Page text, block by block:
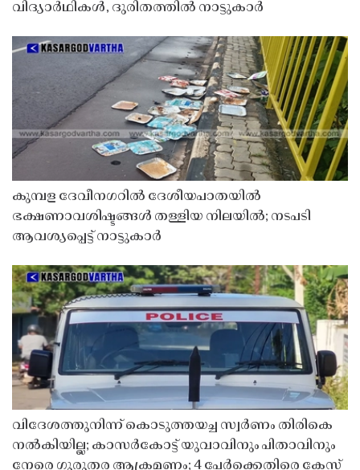
വിദ്യാർഥികൾ, ദുരിതത്തിൽ നാട്ടുകാർ
കുമ്പള ദേവീനഗറിൽ ദേശീയപാതയിൽ
ഭക്ഷണാവശിഷ്ടങ്ങൾ തള്ളിയ നിലയിൽ; നടപടി
ആവശ്യപ്പെട്ട് നാട്ടുകാർ
വിദേശത്തുനിന്ന് കൊടുത്തയച്ച സ്വർണം തിരികെ
നൽകിയില്ല; കാസർകോട്ട് യുവാവിനും പിതാവിനും